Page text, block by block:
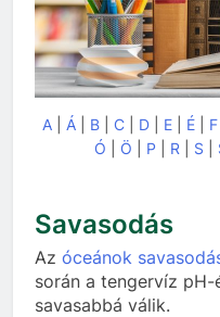
A| Á| B| C| D| E| É| F
Ó
Ö P R S
Savasodás
Az óceánok
során a tengervíz
savasabbá válik.